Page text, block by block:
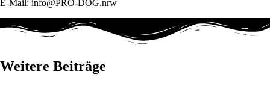
E-Mail: info@PRO-DOG.nrw
Weitere Beiträge